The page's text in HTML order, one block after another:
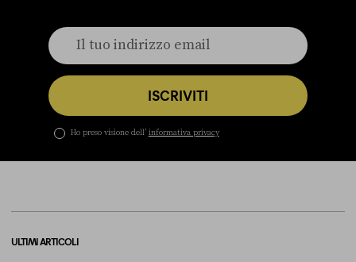
ISCRIVITI
Ho preso visione dell’ informativa privacy
ULTIMI ARTICOLI